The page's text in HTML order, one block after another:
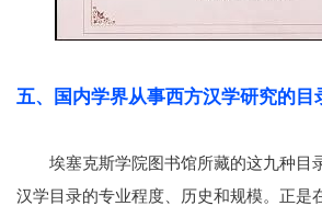
五、国内学界从事西方汉学研究的目
埃塞克斯学院图书馆所藏的这九种目
汉学目录的专业程度、历史和规模。正是